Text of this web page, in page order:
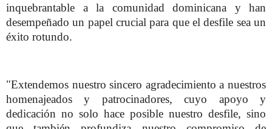
inquebrantable a la comunidad dominicana y han
desempeñado un papel crucial para que el desfile sea un
éxito rotundo.
"Extendemos nuestro sincero agradecimiento a nuestros
homenajeados y patrocinadores, cuyo apoyo y
dedicación no solo hace posible nuestro desfile, sino